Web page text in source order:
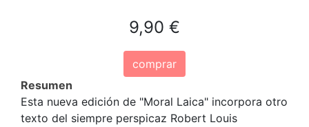
9,90 €
comprar
Resumen
Esta nueva edición de "Moral Laica" incorpora otro
texto del siempre perspicaz Robert Louis